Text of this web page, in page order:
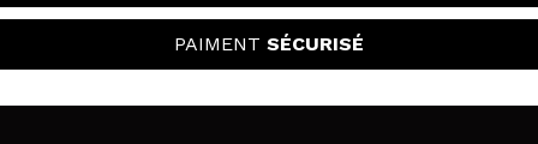
PAIMENT SÉCURISÉ